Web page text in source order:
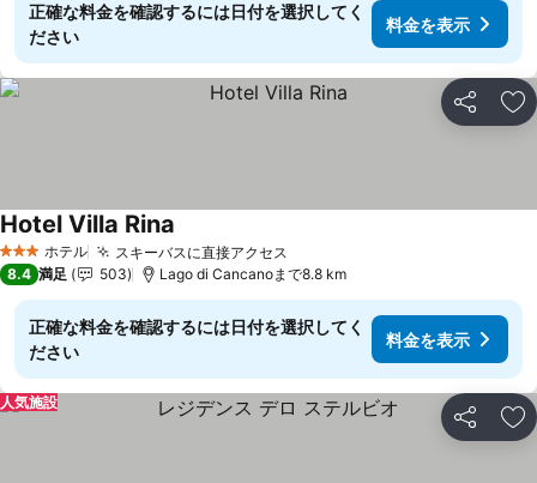
正確な料金を確認するには日付を選択してく
ださい
料金を表示
シェア お
3 ホテルのランク
ホテル スキーバスに直接アクセス
Hotel Villa Rina
8.4 満足 503 Lago di Cancanoまで8.8 km
正確な料金を確認するには日付を選択してく
ださい
料金を表示
シェア お
人気施設